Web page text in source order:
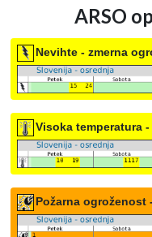
ARSO
Nevihte - zmerna
Visoka temperatura
Požarna ogroženost